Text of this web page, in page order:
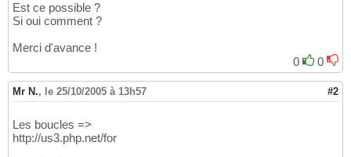
Est ce possible ?
Si oui comment ?
Merci d'avance !
0
0
Mr N., le 25/10/2005 à 13h57 #2
Les boucles =>
http://us3.php.net/for